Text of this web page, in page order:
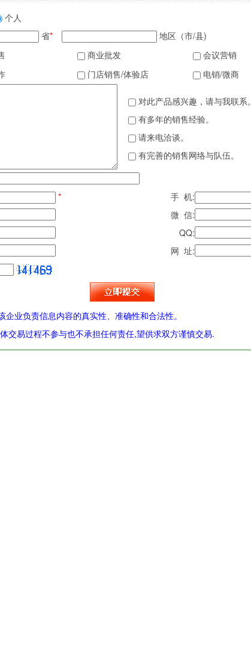
个人
省* 地区（市/县)
商业批发
会议营销
门店销售/体验店 电销/微商
对此产品感兴趣，请与我联系。
有多年的销售经验。
请来电洽谈。
有完善的销售网络与队伍。
* 手 机:
微 信:
QQ:
网 址:
业负责信息内容的真实性、准确性和合法性。
交易过程不参与也不承担任何责任,望供求双方谨慎交易.